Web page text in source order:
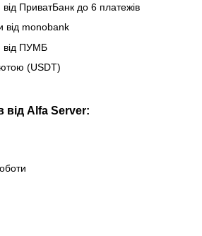
ПриватБанк до 6 платежів
від monobank
від ПУМБ
(USDT)
від Alfa Server: